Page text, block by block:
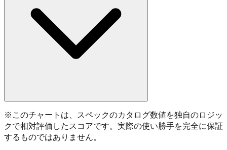
※ このチャートは、スペックのカタログ数値を独自のロジッ
クで相対評価したスコアです。実際の使い勝手を完全に保証
するものではありません。